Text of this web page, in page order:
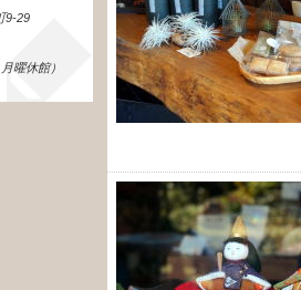
9-29
曜休館）